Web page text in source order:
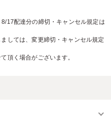
17配達分の締切・キャンセル規定は
しては、変更締切・キャンセル規定
頂く場合がございます。